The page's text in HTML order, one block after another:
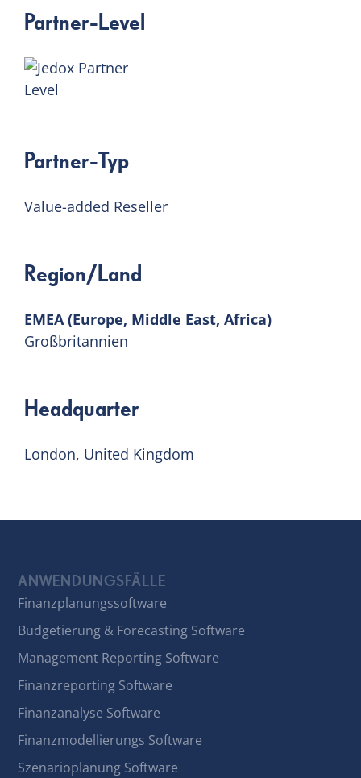
Partner-Level
Partner-Typ
Value-added Reseller
Region/Land
EMEA (Europe, Middle East, Africa)
Großbritannien
Headquarter
London, United Kingdom
ANWENDUNGSFÄLLE
Finanzplanungssoftware
Budgetierung & Forecasting Software
Management Reporting Software
Finanzreporting Software
Finanzanalyse Software
Finanzmodellierungs Software
Szenarioplanung Software